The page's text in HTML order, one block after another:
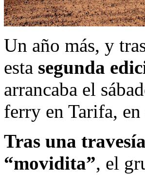
Un año más, y
esta segunda
arrancaba el
ferry en Tarifa,
Tras una
“movidita”, el